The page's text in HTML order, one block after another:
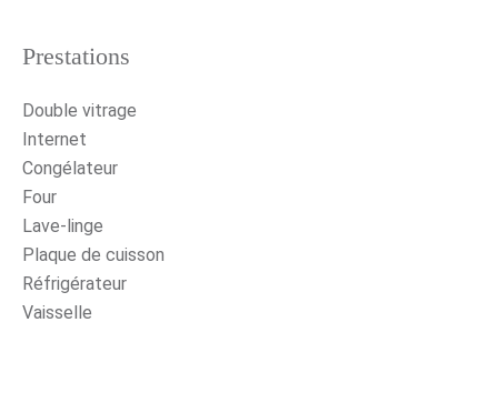
Prestations
Double vitrage
Internet
Congélateur
Four
Lave-linge
Plaque de cuisson
Réfrigérateur
Vaisselle